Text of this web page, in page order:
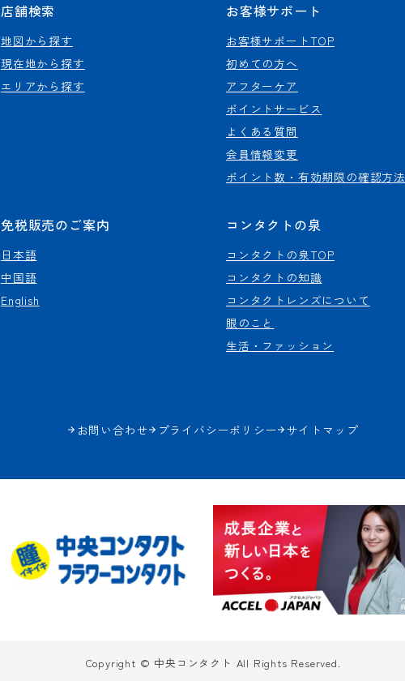
店舗検索
地図から探す
現在地から探す
エリアから探す
お客様サポート
お客様サポートTOP
初めての方へ
アフターケア
ポイントサービス
よくある質問
会員情報変更
ポイント数・有効期限の確認方法
免税販売のご案内
日本語
中国語
English
コンタクトの泉
コンタクトの泉TOP
コンタクトの知識
コンタクトレンズについて
眼のこと
生活・ファッション
お問い合わせ プライバシーポリシー サイトマップ
Copyright © 中央コンタクト All Rights Reserved.